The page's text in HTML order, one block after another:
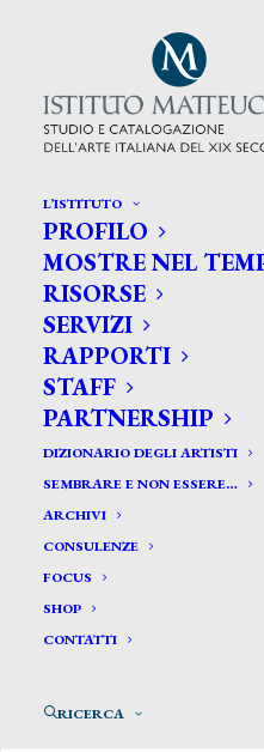
L’ISTITUTO
PROFILO
MOSTRE NEL
RISORSE
SERVIZI
RAPPORTI
STAFF
PARTNERSHIP
DIZIONARIO DEGLI ARTISTI
SEMBRARE E NON ESSERE…
ARCHIVI
CONSULENZE
FOCUS
SHOP
CONTATTI
RICERCA
CERCA TRA GLI
Search
for:
Dell’Era
DELL’ERA GIOVAN
Allievo a Bergamo di F.